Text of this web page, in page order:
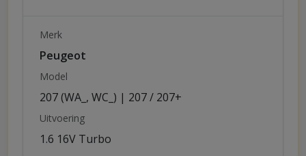
Merk
Peugeot
Model
207 (WA_, WC_) | 207 / 207+
Uitvoering
1.6 16V Turbo